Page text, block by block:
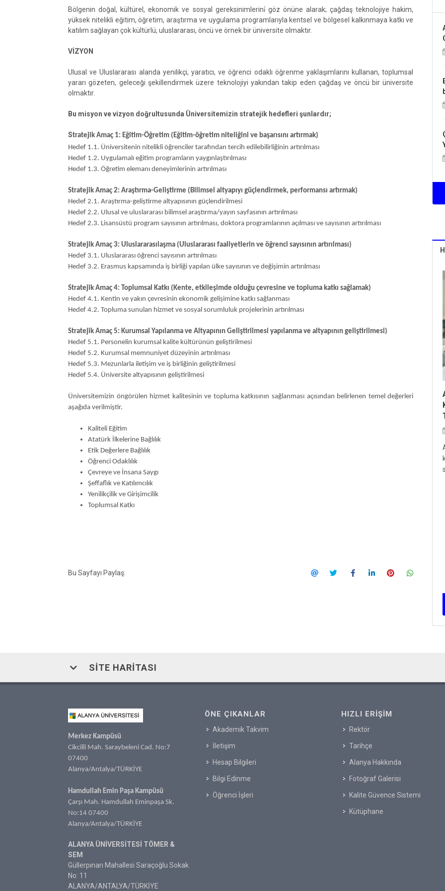
Bölgenin doğal, kültürel, ekonomik ve sosyal gereksinimlerini̇ göz önüne alarak; çağdaş teknolojiye hakim,
yüksek nitelikli eğitim, öğretim, araştırma ve uygulama programlarıyla kentsel ve bölgesel kalkınmaya katkı ve
katılım sağlayan çok kültürlü, uluslararası, öncü ve örnek bir üniversite olmaktır.
VİZYON
Ulusal ve Uluslararası alanda yenilikçi, yaratıcı, ve öğrenci odaklı öğrenme yaklaşımlarını kullanan, toplumsal
yararı gözeten, geleceği şekillendirmek üzere teknolojiyi yakından takip eden çağdaş ve öncü bir üniversite
olmaktır.
Bu misyon ve vizyon doğrultusunda Üniversitemizin stratejik hedefleri şunlardır;
Stratejik Amaç 1: Eğitim-Öğretim (Eğitim-öğretim niteliğini ve başarısını artırmak)
Hedef 1.1. Üniversitenin nitelikli öğrenciler tarafından tercih edilebilirliğinin artırılması
Hedef 1.2. Uygulamalı eğitim programların yaygınlaştırılması
Hedef 1.3. Öğretim elemanı deneyimlerinin artırılması
Stratejik Amaç 2: Araştırma-Geliştirme (Bilimsel altyapıyı güçlendirmek, performansı artırmak)
Hedef 2.1. Araştırma-geliştirme altyapısının güçlendirilmesi
Hedef 2.2. Ulusal ve uluslararası bilimsel araştırma/yayın sayfasının artırılması
Hedef 2.3. Lisansüstü program sayısının artırılması, doktora programlarının açılması ve sayısının artırılması
Stratejik Amaç 3: Uluslararasılaşma (Uluslararası faaliyetlerin ve öğrenci sayısının artırılması)
Hedef 3.1. Uluslararası öğrenci sayısının artırılması
Hedef 3.2. Erasmus kapsamında iş birliği yapılan ülke sayısının ve değişimin artırılması
Stratejik Amaç 4: Toplumsal Katkı (Kente, etkileşimde olduğu çevresine ve topluma katkı sağlamak)
Hedef 4.1. Kentin ve yakın çevresinin ekonomik gelişimine katkı sağlanması
Hedef 4.2. Topluma sunulan hizmet ve sosyal sorumluluk projelerinin artırılması
Stratejik Amaç 5: Kurumsal Yapılanma ve Altyapının Geliştirilmesi yapılanma ve altyapının geliştirilmesi)
Hedef 5.1. Personelin kurumsal kalite kültürünün geliştirilmesi
Hedef 5.2. Kurumsal memnuniyet düzeyinin artırılması
Hedef 5.3. Mezunlarla iletişim ve iş birliğinin geliştirilmesi
Hedef 5.4. Üniversite altyapısının geliştirilmesi
Üniversitemizin öngörülen hizmet kalitesinin ve topluma katkısının sağlanması açısından belirlenen temel değerleri
aşağıda verilmiştir.
Kaliteli Eğitim
Atatürk İlkelerine Bağlılık
Etik Değerlere Bağlılık
Öğrenci Odaklılık
Çevreye ve İnsana Saygı
Şeffaflık ve Katılımcılık
Yenilikçilik ve Girişimcilik
Toplumsal Katkı
Bu Sayfayı Paylaş:
SITE HARITASI
Merkez Kampüsü
Cikcilli Mah. Saraybeleni Cad. No:7
07400
Alanya/Antalya/TÜRKİYE
Hamdullah Emin Paşa Kampüsü
Çarşı Mah. Hamdullah Eminpaşa Sk.
No:14 07400
Alanya/Antalya/TÜRKİYE
ALANYA ÜNİVERSİTESİ TÖMER &
SEM
Güllerpınarı Mahallesi Saraçoğlu Sokak
No: 11
ALANYA/ANTALYA/TÜRKİYE
ÖNE ÇIKANLAR
Akademik Takvim
İletişim
Hesap Bilgileri
Bilgi Edinme
Öğrenci İşleri
HIZLI ERIŞIM
Rektör
Tarihçe
Alanya Hakkında
Fotoğraf Galerisi
Kalite Güvence Sistemi
Kütüphane